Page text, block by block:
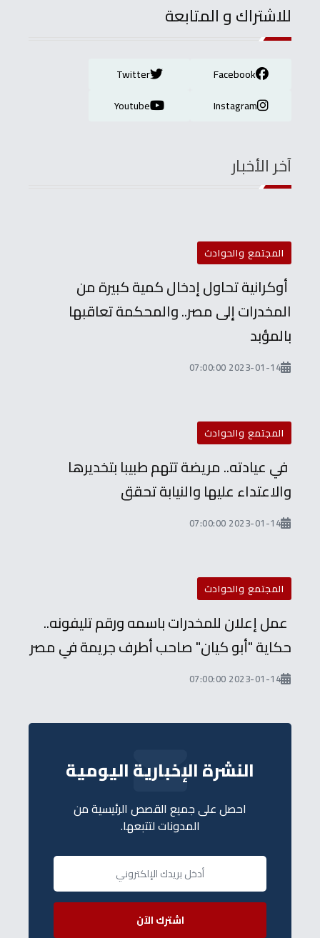
للاشتراك و المتابعة
Facebook
Twitter
Instagram
Youtube
آخر الأخبار
المجتمع والحوادث
أوكرانية تحاول إدخال كمية كبيرة من
المخدرات إلى مصر.. والمحكمة تعاقبها
بالمؤبد
2023-01-14 07:00:00
المجتمع والحوادث
في عيادته.. مريضة تتهم طبيبا بتخديرها
والاعتداء عليها والنيابة تحقق
2023-01-14 07:00:00
المجتمع والحوادث
عمل إعلان للمخدرات باسمه ورقم تليفونه..
حكاية "أبو كيان" صاحب أطرف جريمة في مصر
2023-01-14 07:00:00
النشرة الإخبارية اليومية
احصل على جميع القصص الرئيسية من
المدونات لتتبعها.
اشترك الآن